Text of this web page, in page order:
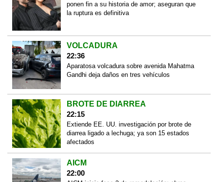
ponen fin a su historia de amor; aseguran que
la ruptura es definitiva
VOLCADURA
22:36
Aparatosa volcadura sobre avenida Mahatma
Gandhi deja daños en tres vehículos
BROTE DE DIARREA
22:15
Extiende EE. UU. investigación por brote de
diarrea ligado a lechuga; ya son 15 estados
afectados
AICM
22:00